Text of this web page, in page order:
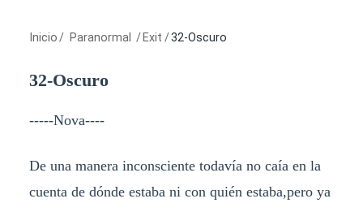
Inicio / Paranormal / Exit /32-Oscuro
32-Oscuro
-----Nova----
De una manera inconsciente todavía no caía en la
cuenta de dónde estaba ni con quién estaba,pero ya